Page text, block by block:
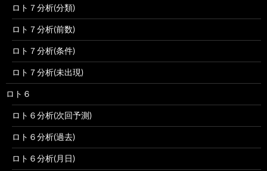
ロト７分析(分類)
ロト７分析(前数)
ロト７分析(条件)
ロト７分析(未出現)
ロト６
ロト６分析(次回予測)
ロト６分析(過去)
ロト６分析(月日)